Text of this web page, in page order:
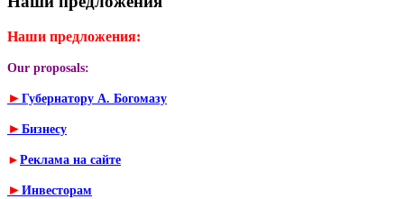
Наши предложения:
Our proposals:
► Губернатору А. Богомазу
► Бизнесу
► Реклама на сайте
► Инвесторам